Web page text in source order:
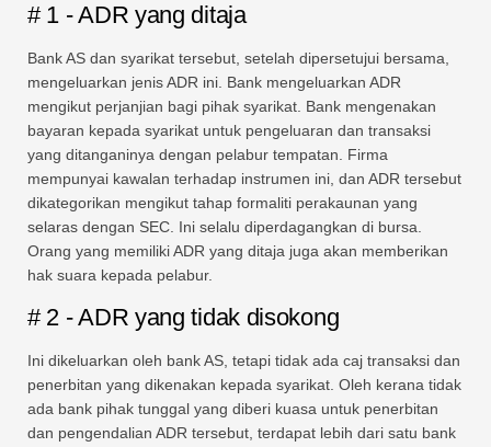
# 1 - ADR yang ditaja
Bank AS dan syarikat tersebut, setelah dipersetujui bersama,
mengeluarkan jenis ADR ini. Bank mengeluarkan ADR
mengikut perjanjian bagi pihak syarikat. Bank mengenakan
bayaran kepada syarikat untuk pengeluaran dan transaksi
yang ditanganinya dengan pelabur tempatan. Firma
mempunyai kawalan terhadap instrumen ini, dan ADR tersebut
dikategorikan mengikut tahap formaliti perakaunan yang
selaras dengan SEC. Ini selalu diperdagangkan di bursa.
Orang yang memiliki ADR yang ditaja juga akan memberikan
hak suara kepada pelabur.
# 2 - ADR yang tidak disokong
Ini dikeluarkan oleh bank AS, tetapi tidak ada caj transaksi dan
penerbitan yang dikenakan kepada syarikat. Oleh kerana tidak
ada bank pihak tunggal yang diberi kuasa untuk penerbitan
dan pengendalian ADR tersebut, terdapat lebih dari satu bank